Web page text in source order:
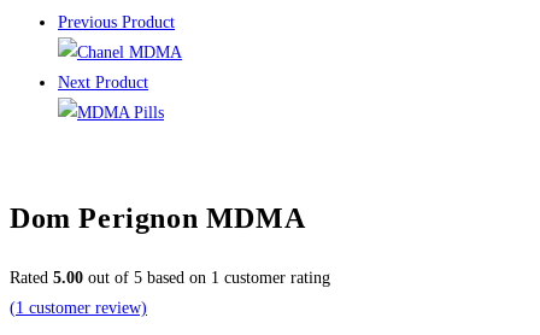
Previous Product
Next Product
Dom Perignon MDMA
Rated 5.00 out of 5 based on 1 customer rating
(1 customer review)